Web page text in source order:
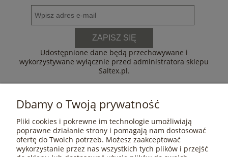
ZAPISZ SIĘ
Udostępnione dane będą przechowywane i
wykorzystywane wyłącznie przed administratora sklepu
Saltex.pl.
POMOC
Dbamy o Twoją prywatność
Pliki cookies i pokrewne im technologie umożliwiają
poprawne działanie strony i pomagają nam dostosować
ofertę do Twoich potrzeb. Możesz zaakceptować
wykorzystanie przez nas wszystkich tych plików i przejść